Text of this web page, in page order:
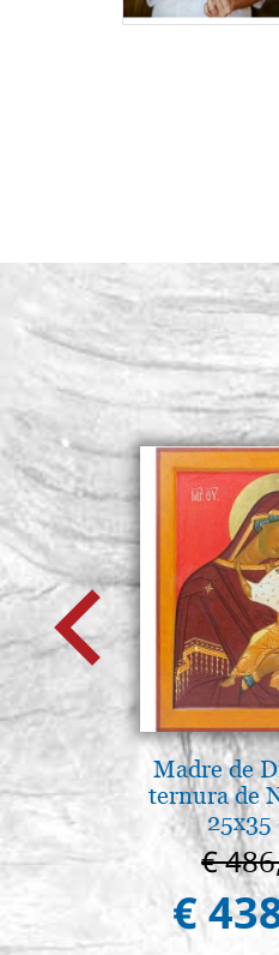
Madre de
ternura de
25x35
€
€